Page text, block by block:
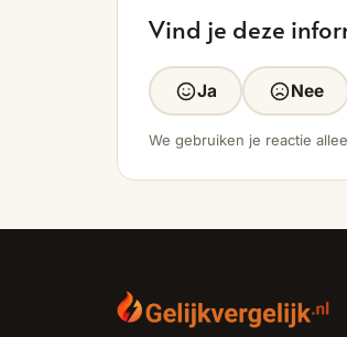
Vind je deze
Ja Nee
We gebruiken je reactie